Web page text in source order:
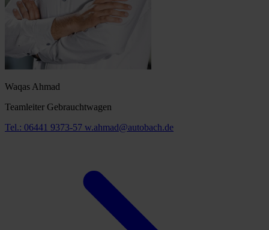
Waqas Ahmad
Teamleiter Gebrauchtwagen
Tel.: 06441 9373-57 w.ahmad@autobach.de